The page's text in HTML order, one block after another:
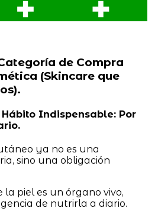
de Compra
(Skincare que
Hábito Indispensable: Por
ya no es una
sino una obligación
la piel es un órgano vivo,
de nutrirla a diario.